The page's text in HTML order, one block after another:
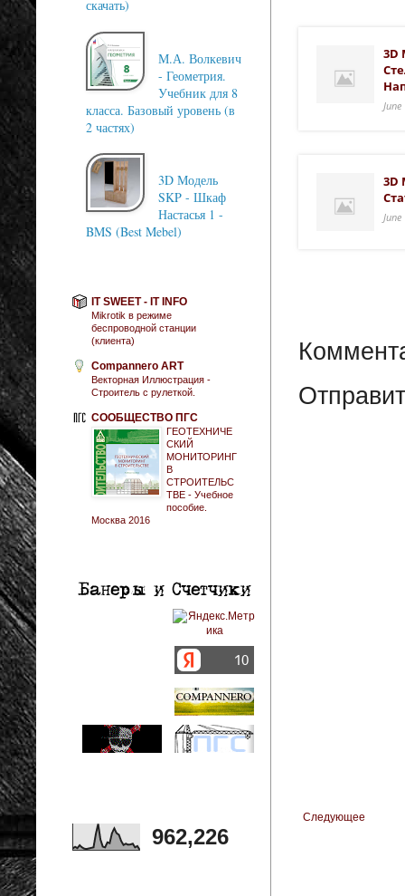
3D
3D
Следующее
скачать)
М.А. Волкевич
- Геометрия.
Учебник для 8
класса. Базовый уровень (в
2 частях)
3D Модель
SKP - Шкаф
Настасья 1 -
BMS (Best Mebel)
IT SWEET - IT INFO
Mikrotik в режиме
беспроводной станции
(клиента)
Compannero ART
Векторная Иллюстрация -
Строитель с рулеткой.
СООБЩЕСТВО ПГС
ГЕОТЕХНИЧЕ
СКИЙ
МОНИТОРИНГ
В
СТРОИТЕЛЬС
ТВЕ - Учебное
пособие.
Москва 2016
962,226